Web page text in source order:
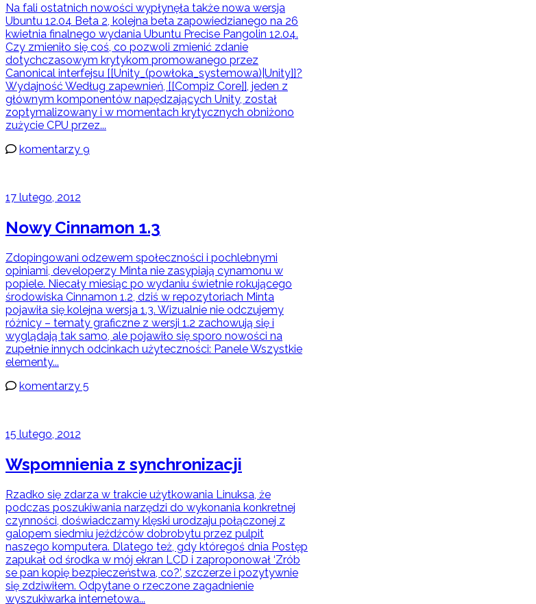
Na fali ostatnich nowości wypłynęła także nowa wersja
Ubuntu 12.04 Beta 2, kolejna beta zapowiedzianego na 26
kwietnia finalnego wydania Ubuntu Precise Pangolin 12.04.
Czy zmieniło się coś, co pozwoli zmienić zdanie
dotychczasowym krytykom promowanego przez
Canonical interfejsu [[Unity_(powłoka_systemowa)|Unity]]?
Wydajność Według zapewnień, [[Compiz Core]], jeden z
głównym komponentów napędzających Unity, został
zoptymalizowany i w momentach krytycznych obniżono
zużycie CPU przez...
komentarzy 9
17 lutego, 2012
Nowy Cinnamon 1.3
Zdopingowani odzewem społeczności i pochlebnymi
opiniami, developerzy Minta nie zasypiają cynamonu w
popiele. Niecały miesiąc po wydaniu świetnie rokującego
środowiska Cinnamon 1.2, dziś w repozytoriach Minta
pojawiła się kolejna wersja 1.3. Wizualnie nie odczujemy
różnicy – tematy graficzne z wersji 1.2 zachowują się i
wyglądają tak samo, ale pojawiło się sporo nowości na
zupełnie innych odcinkach użyteczności: Panele Wszystkie
elementy...
komentarzy 5
15 lutego, 2012
Wspomnienia z synchronizacji
Rzadko się zdarza w trakcie użytkowania Linuksa, że
podczas poszukiwania narzędzi do wykonania konkretnej
czynności, doświadczamy klęski urodzaju połączonej z
galopem siedmiu jeźdźców dobrobytu przez pulpit
naszego komputera. Dlatego też, gdy któregoś dnia Postęp
zapukał od środka w mój ekran LCD i zaproponował ‘Zrób
se pan kopię bezpieczeństwa, co?’, szczerze i pozytywnie
się zdziwiłem. Odpytane o rzeczone zagadnienie
wyszukiwarka internetowa...